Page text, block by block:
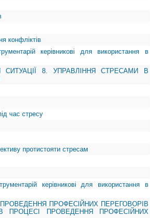
конфліктів
керівникові для використання в
8. УПРАВЛІННЯ СТРЕСАМИ В
час стресу
протистояти стресам
керівникові для використання в
ПРОФЕСІЙНИХ ПЕРЕГОВОРІВ
ПРОЦЕСІ ПРОВЕДЕННЯ ПРОФЕСІЙНИХ